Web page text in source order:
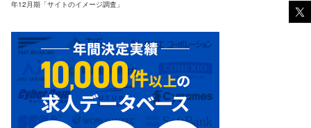
年12月期「サイトのイメージ調査」